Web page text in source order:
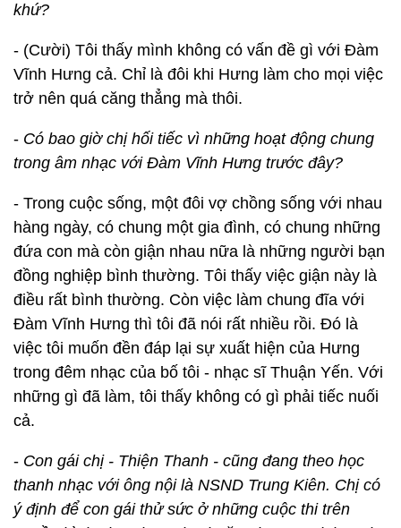
khứ?
- (Cười) Tôi thấy mình không có vấn đề gì với Đàm
Vĩnh Hưng cả. Chỉ là đôi khi Hưng làm cho mọi việc
trở nên quá căng thẳng mà thôi.
- Có bao giờ chị hối tiếc vì những hoạt động chung
trong âm nhạc với Đàm Vĩnh Hưng trước đây?
- Trong cuộc sống, một đôi vợ chồng sống với nhau
hàng ngày, có chung một gia đình, có chung những
đứa con mà còn giận nhau nữa là những người bạn
đồng nghiệp bình thường. Tôi thấy việc giận này là
điều rất bình thường. Còn việc làm chung đĩa với
Đàm Vĩnh Hưng thì tôi đã nói rất nhiều rồi. Đó là
việc tôi muốn đền đáp lại sự xuất hiện của Hưng
trong đêm nhạc của bố tôi - nhạc sĩ Thuận Yến. Với
những gì đã làm, tôi thấy không có gì phải tiếc nuối
cả.
- Con gái chị - Thiện Thanh - cũng đang theo học
thanh nhạc với ông nội là NSND Trung Kiên. Chị có
ý định để con gái thử sức ở những cuộc thi trên